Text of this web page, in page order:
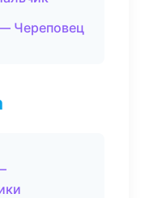
Череповец